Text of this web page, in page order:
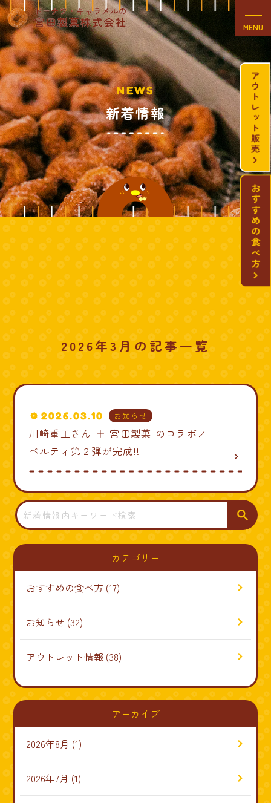
NEWS
新着情報
2026年3月の記事一覧
2026.03.10 お知らせ
川崎重工さん ＋ 宮田製菓 のコラボノ
ベルティ第２弾が完成!!
navigate_next
検
索
カテゴリー
おすすめの食べ方 (17)
お知らせ (32)
アウトレット情報 (38)
アーカイブ
2026年8月 (1)
2026年7月 (1)
MENU